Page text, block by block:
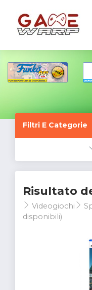
Filtri E Categorie
Risultato
Videogiochi
disponibili)